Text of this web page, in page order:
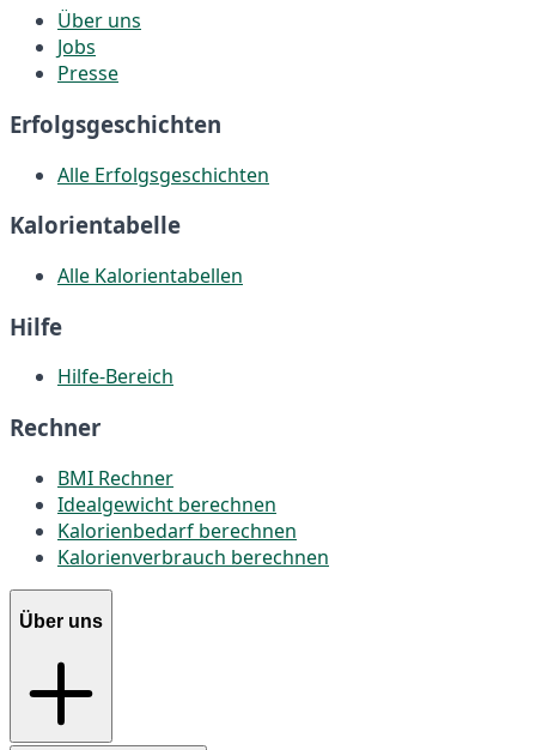
Über uns
Jobs
Presse
Erfolgsgeschichten
Alle Erfolgsgeschichten
Kalorientabelle
Alle Kalorientabellen
Hilfe
Hilfe-Bereich
Rechner
BMI Rechner
Idealgewicht berechnen
Kalorienbedarf berechnen
Kalorienverbrauch berechnen
Über uns